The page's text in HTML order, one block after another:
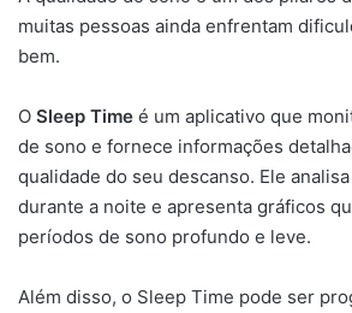
muitas pessoas ainda enfrentam
bem.
O Sleep Time é um aplicativo que
de sono e fornece informações
qualidade do seu descanso. Ele
durante a noite e apresenta gráficos
períodos de sono profundo e leve.
Além disso, o Sleep Time pode ser